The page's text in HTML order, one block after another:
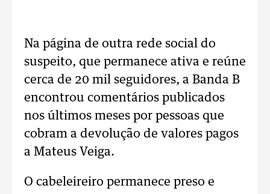
Na página de outra rede social do
suspeito, que permanece ativa e reúne
cerca de 20 mil seguidores, a Banda B
encontrou comentários publicados
nos últimos meses por pessoas que
cobram a devolução de valores pagos
a Mateus Veiga.
O cabeleireiro permanece preso e